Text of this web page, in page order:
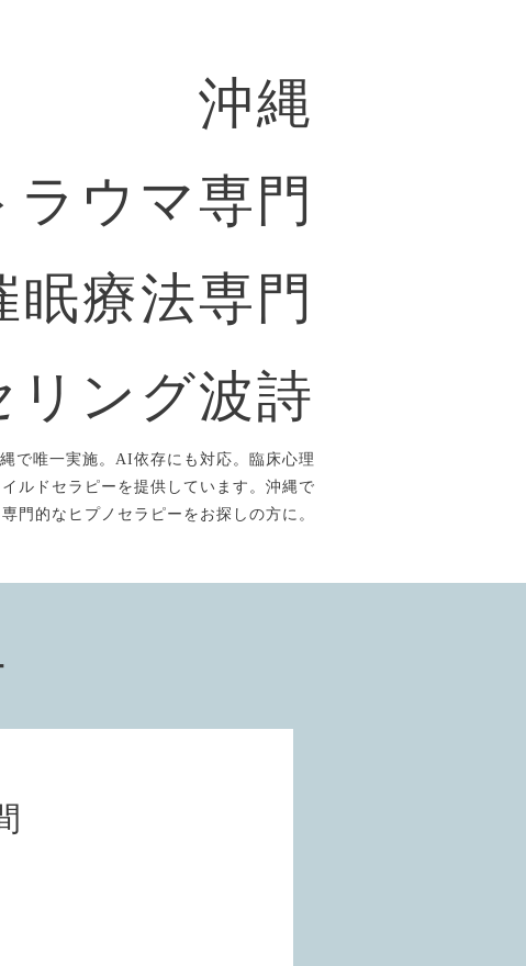
沖縄
ラウマ専門
眠療法専門
ング波詩
で唯一実施。AI依存にも対応。臨床心理
ルドセラピーを提供しています。沖縄で
専門的なヒプノセラピーをお探しの方に。